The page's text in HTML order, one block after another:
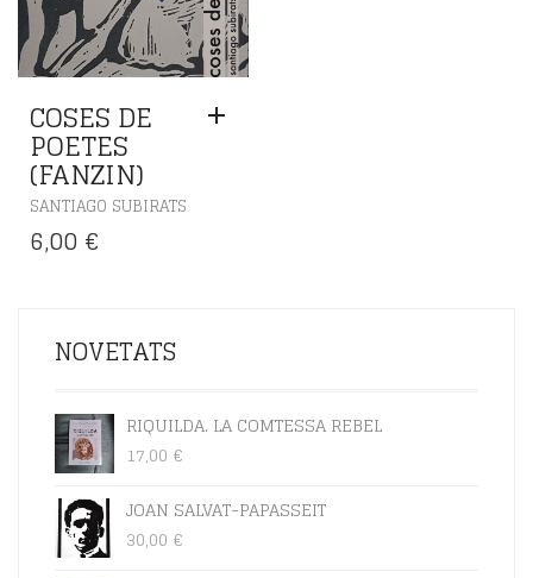
COSES DE
POETES
(FANZIN)
SANTIAGO SUBIRATS
6,00 €
NOVETATS
RIQUILDA. LA COMTESSA REBEL
17,00 €
JOAN SALVAT-PAPASSEIT
30,00 €